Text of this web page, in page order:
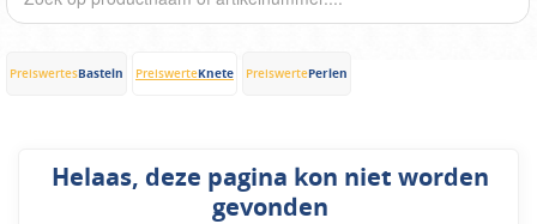
PreiswertesBasteln PreiswerteKnete PreiswertePerlen
Helaas, deze pagina kon niet worden
gevonden